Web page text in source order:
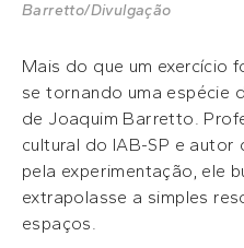
Barretto/Divulgação
Mais do que um exercício
se tornando uma espécie
de Joaquim Barretto.
cultural do IAB-SP e autor
pela experimentação, ele
extrapolasse a simples
espaços.